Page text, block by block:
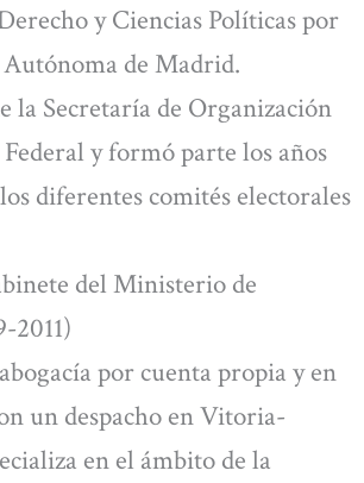
y Ciencias Políticas por
de Madrid.
la Secretaría de Organización
y formó parte los años
diferentes comités electorales
del Ministerio de
2011)
por cuenta propia y en
un despacho en Vitoria-
en el ámbito de la